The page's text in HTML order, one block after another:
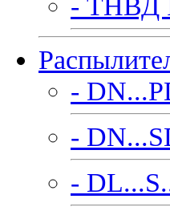
-
-
-